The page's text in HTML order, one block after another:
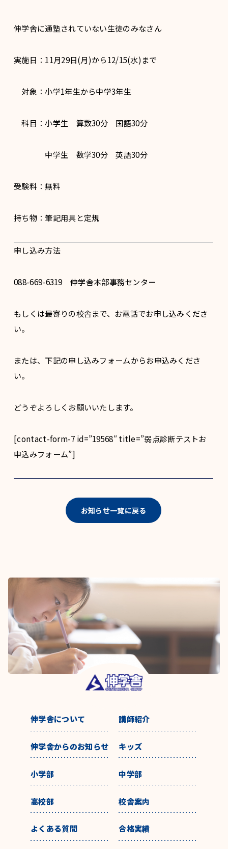
伸学舎に通塾されていない生徒のみなさん
実施日：11月29日(月)から12/15(水)まで
対象：小学1年生から中学3年生
科目：小学生 算数30分 国語30分
中学生 数学30分 英語30分
受験料：無料
持ち物：筆記用具と定規
申し込み方法
088-669-6319 伸学舎本部事務センター
もしくは最寄りの校舎まで、お電話でお申し込みくださ
い。
または、下記の申し込みフォームからお申込みくださ
い。
どうぞよろしくお願いいたします。
[contact-form-7 id=”19568″ title=”弱点診断テストお
申込みフォーム”]
お知らせ一覧に戻る
伸学舎について 講師紹介
伸学舎からのお知らせ キッズ
小学部 中学部
高校部 校舎案内
よくある質問 合格実績